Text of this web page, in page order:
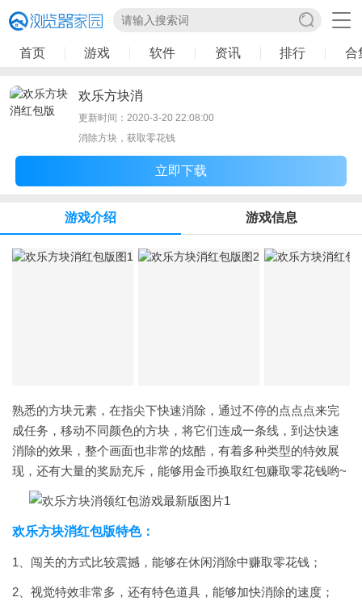
首页 游戏 软件 资讯 排行 合
欢乐方块消
更新时间：2020-3-20 22:08:00
消除方块，获取零花钱
立即下载
游戏介绍 游戏信息
熟悉的方块元素，在指尖下快速消除，通过不停的点点点来完
成任务，移动不同颜色的方块，将它们连成一条线，到达快速
消除的效果，整个画面也非常的炫酷，有着多种类型的特效展
现，还有大量的奖励充斥，能够用金币换取红包赚取零花钱哟~
欢乐方块消红包版特色：
1、闯关的方式比较震撼，能够在休闲消除中赚取零花钱；
2、视觉特效非常多，还有特色道具，能够加快消除的速度；